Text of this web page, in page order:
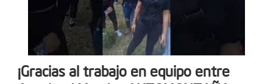
¡Gracias al trabajo en equipo entre